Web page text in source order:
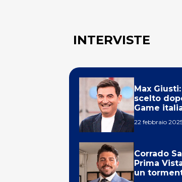
INTERVISTE
Max
scelto
Game
22 febbraio
Corrado
Prima
un